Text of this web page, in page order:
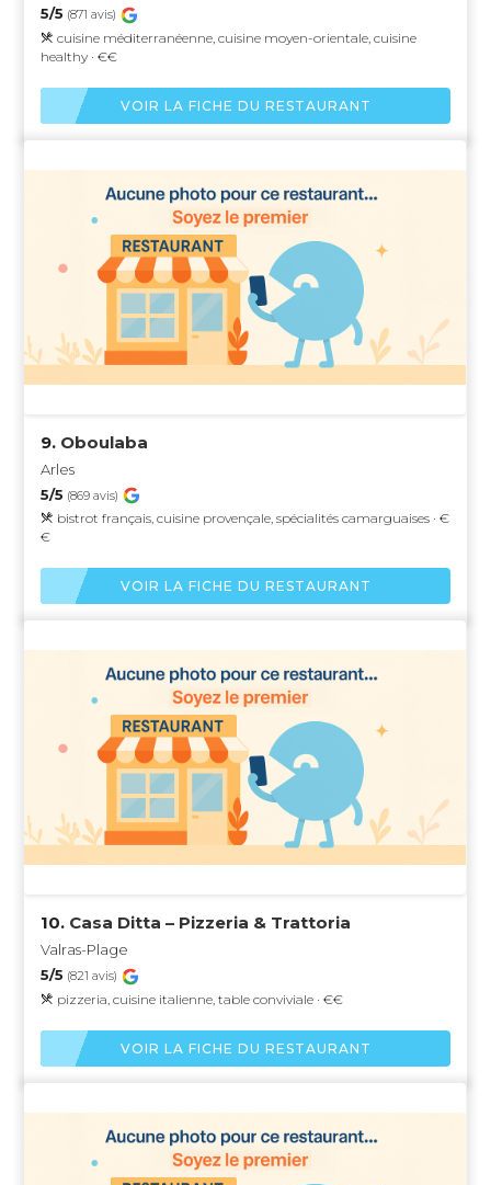
5/5 (871 avis)
cuisine méditerranéenne, cuisine moyen-orientale, cuisine
healthy · €€
VOIR LA FICHE DU RESTAURANT
9. Oboulaba
Arles
5/5 (869 avis)
bistrot français, cuisine provençale, spécialités camarguaises · €
€
VOIR LA FICHE DU RESTAURANT
10. Casa Ditta – Pizzeria & Trattoria
Valras-Plage
5/5 (821 avis)
pizzeria, cuisine italienne, table conviviale · €€
VOIR LA FICHE DU RESTAURANT